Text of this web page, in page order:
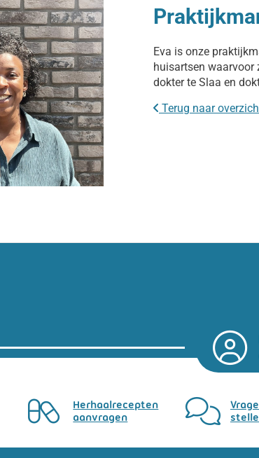
Eva is onze
huisartsen waarvoor
dokter te Slaa en
Terug naar
Herhaalrecepten
aanvragen